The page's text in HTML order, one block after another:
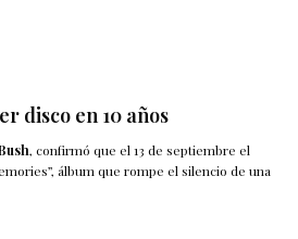
disco en 10 años
, confirmó que el 13 de septiembre el
álbum que rompe el silencio de una